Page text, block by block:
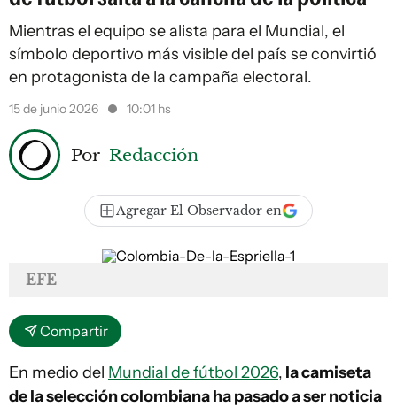
Mientras el equipo se alista para el Mundial, el
símbolo deportivo más visible del país se convirtió
en protagonista de la campaña electoral.
15 de junio 2026 10:01 hs
Por Redacción
Agregar El Observador en
EFE
Compartir
En medio del Mundial de fútbol 2026, la camiseta
de la selección colombiana ha pasado a ser noticia